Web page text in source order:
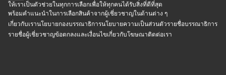
ให้เราเป็นตัวช่วยในทุกการเลือกเพื่อให้ทุกคนได้รับสิ่งที่ดีที่สุด
พร้อมคำแนะนำในการเลือกสินค้าจากผู้เชี่ยวชาญในด้านต่าง ๆ
เกี่ยวกับเรานโยบายกองบรรณาธิการนโยบายความเป็นส่วนตัวรายชื่อบรรณาธิการ
รายชื่อผู้เชี่ยวชาญข้อตกลงและเงื่อนไขเกี่ยวกับโฆษณาติดต่อเรา